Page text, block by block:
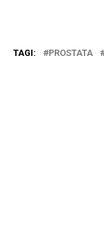
TAGI: PROSTATA